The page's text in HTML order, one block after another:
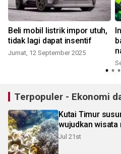
Beli mobil listrik impor utuh,
tidak lagi dapat insentif
Jumat, 12 September 2025
Terpopuler - Ekonomi
Kutai Timur
wujudkan wisata
Jul 21st